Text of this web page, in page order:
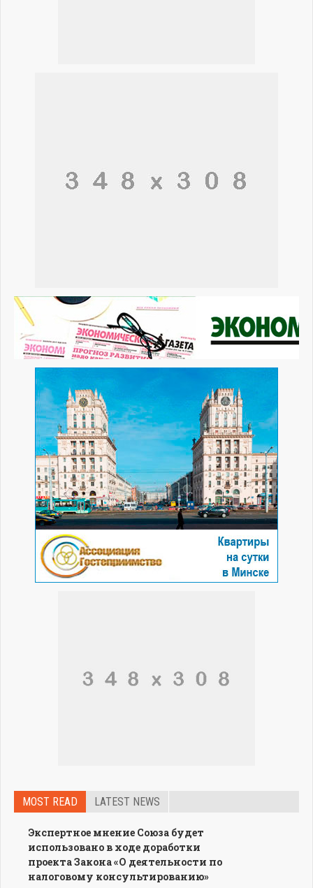
MOST READ LATEST NEWS
Экспертное мнение Союза будет
использовано в ходе доработки
проекта Закона «О деятельности по
налоговому консультированию»